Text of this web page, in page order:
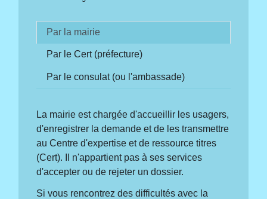
Par la mairie
Par le Cert (préfecture)
Par le consulat (ou l'ambassade)
La mairie est chargée d'accueillir les usagers,
d'enregistrer la demande et de les transmettre
au Centre d'expertise et de ressource titres
(Cert). Il n'appartient pas à ses services
d'accepter ou de rejeter un dossier.
Si vous rencontrez des difficultés avec la